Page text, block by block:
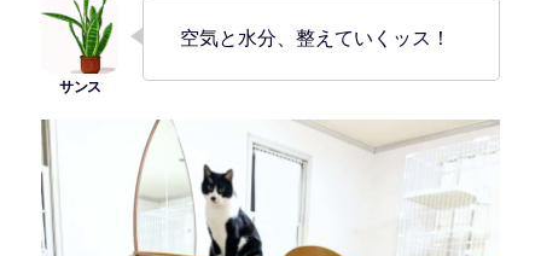
空気と水分、整えていくッス！